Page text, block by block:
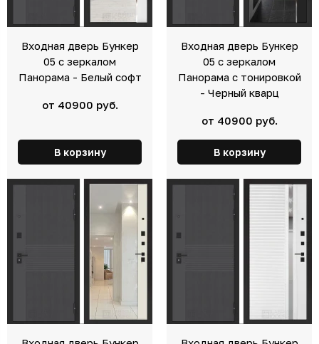
Входная дверь Бункер
05 с зеркалом
Панорама - Белый софт
от 40900 руб.
В корзину
Входная дверь Бункер
05 с зеркалом
Панорама с тонировкой
- Черный кварц
от 40900 руб.
В корзину